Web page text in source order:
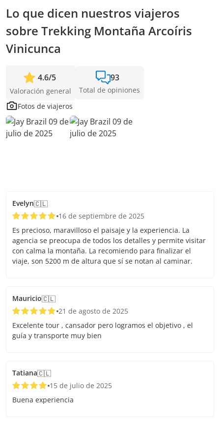
Lo que dicen nuestros viajeros
sobre Trekking Montaña Arcoíris
Vinicunca
4.6/5
Valoración general
93
Total de opiniones
Fotos de viajeros
Evelyn🇨🇱
16 de septiembre de 2025
Es precioso, maravilloso el paisaje y la experiencia. La
agencia se preocupa de todos los detalles y permite visitar
con calma la montaña. La recomiendo para finalizar el
viaje, son 5200 m de altura que sí se notan al caminar.
Mauricio🇨🇱
21 de agosto de 2025
Excelente tour , cansador pero logramos el objetivo , el
guía y transporte muy bien
Tatiana🇨🇱
15 de julio de 2025
Buena experiencia